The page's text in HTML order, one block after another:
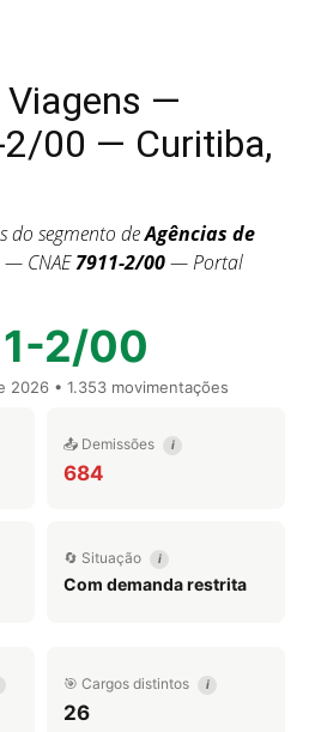
Viagens —
00 — Curitiba,
do segmento deAgências de
— CNAE7911-2/00— Portal
2/00
2026 • 1.353 movimentações
📤 Demissões i
684
🔄 Situação i
Com demanda restrita
🎯 Cargos distintos i
26